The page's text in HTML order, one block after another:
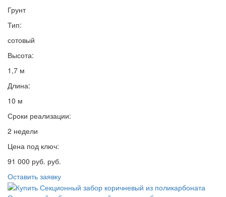
Грунт
Тип:
сотовый
Высота:
1,7 м
Длина:
10 м
Сроки реализации:
2 недели
Цена под ключ:
91 000 руб. руб.
Оставить заявку